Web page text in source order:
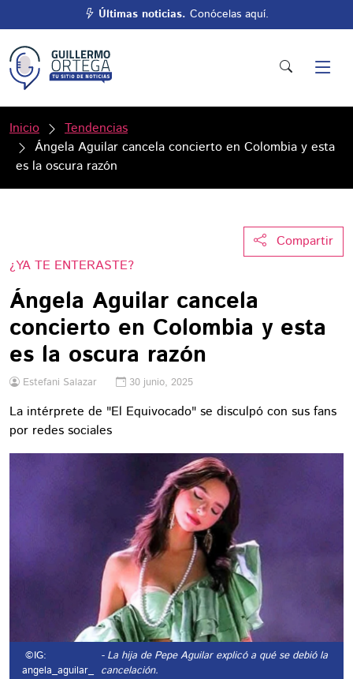
Últimas noticias. Conócelas aquí.
Inicio
Tendencias
Ángela Aguilar cancela concierto en Colombia y esta
es la oscura razón
Compartir
¿YA TE ENTERASTE?
Ángela Aguilar cancela
concierto en Colombia y esta
es la oscura razón
Estefani Salazar 30 junio, 2025
La intérprete de "El Equivocado" se disculpó con sus fans
por redes sociales
©IG:
angela_aguilar_
- La hija de Pepe Aguilar explicó a qué se debió la
cancelación.